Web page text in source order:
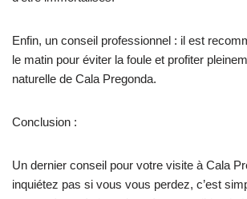
Enfin, un conseil professionnel : il est
le matin pour éviter la foule et profiter
naturelle de Cala Pregonda.
Conclusion :
Un dernier conseil pour votre visite à Cala
inquiétez pas si vous vous perdez, c’est